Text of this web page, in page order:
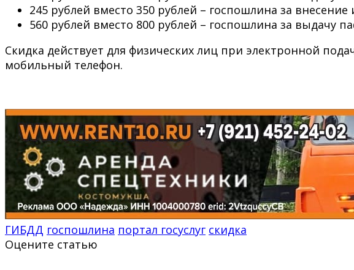
245 рублей вместо 350 рублей – госпошлина за
560 рублей вместо 800 рублей – госпошлина за выдачу
Скидка действует для физических лиц при электронной
мобильный телефон.
ГИБДД госпошлина портал госуслуг скидка
Оцените статью